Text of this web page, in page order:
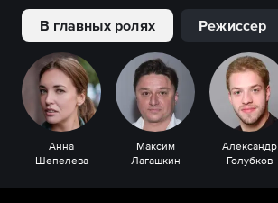
В главных ролях Режиссер
Анна
Шепелева
Максим
Лагашкин
Александр
Голубков